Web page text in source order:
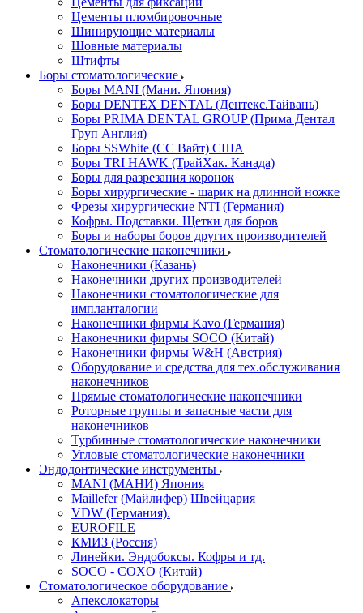
Цементы пломбировочные
Шинирующие материалы
Шовные материалы
Штифты
Боры стоматологические
Боры MANI (Мани. Япония)
Боры DENTEX DENTAL (Дентекс.Тайвань)
Боры PRIMA DENTAL GROUP (Прима Дентал
Груп Англия)
Боры SSWhite (СС Вайт) США
Боры TRI HAWK (ТрайХак. Канада)
Боры для разрезания коронок
Боры хирургические - шарик на длинной ножке
Фрезы хирургические NTI (Германия)
Кофры. Подставки. Щетки для боров
Боры и наборы боров других производителей
Стоматологические наконечники
Наконечники (Казань)
Наконечники других производителей
Наконечники стоматологические для
импланталогии
Наконечники фирмы Kavo (Германия)
Наконечники фирмы SOCO (Китай)
Наконечники фирмы W&H (Австрия)
Оборудование и средства для тех.обслуживания
наконечников
Прямые стоматологические наконечники
Роторные группы и запасные части для
наконечников
Турбинные стоматологические наконечники
Угловые стоматологические наконечники
Эндодонтические инструменты
MANI (МАНИ) Япония
Maillefer (Майлифер) Швейцария
VDW (Германия).
EUROFILE
КМИЗ (Россия)
Линейки. Эндобоксы. Кофры и тд.
SOCO - COXO (Китай)
Стоматологическое оборудование
Апекслокаторы